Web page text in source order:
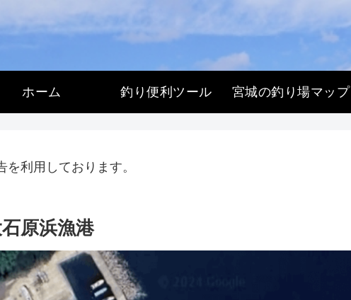
ホーム 釣り便利ツール 宮城の釣り場マップ
利用しております。
原浜漁港